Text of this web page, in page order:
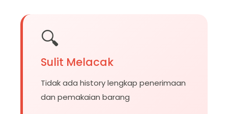
🔍
Sulit Melacak
Tidak ada history lengkap penerimaan
dan pemakaian barang